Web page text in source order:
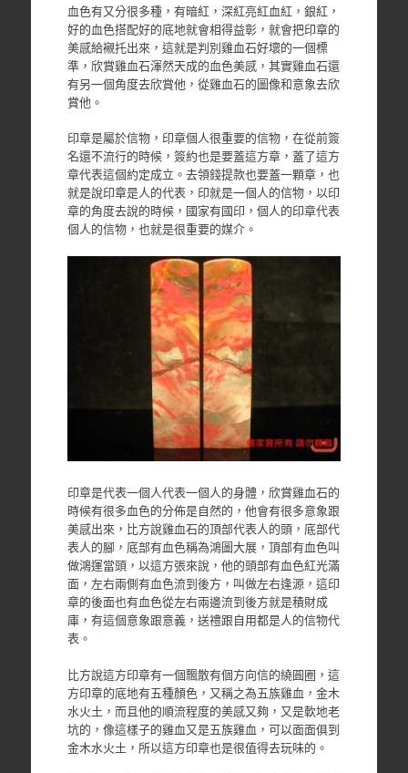
血色有又分很多種，有暗紅，深紅亮紅血紅，銀紅，
好的血色搭配好的底地就會相得益彰，就會把印章的
美感給襯托出來，這就是判別雞血石好壞的一個標
準，欣賞雞血石渾然天成的血色美感，其實雞血石還
有另一個角度去欣賞他，從雞血石的圖像和意象去欣
賞他。
印章是屬於信物，印章個人很重要的信物，在從前簽
名還不流行的時候，簽約也是要蓋這方章，蓋了這方
章代表這個約定成立。去領錢提款也要蓋一顆章，也
就是說印章是人的代表，印就是一個人的信物，以印
章的角度去說的時候，國家有國印，個人的印章代表
個人的信物，也就是很重要的媒介。
印章是代表一個人代表一個人的身體，欣賞雞血石的
時候有很多血色的分佈是自然的，他會有很多意象跟
美感出來，比方說雞血石的頂部代表人的頭，底部代
表人的腳，底部有血色稱為鴻圖大展，頂部有血色叫
做鴻運當頭，以這方張來說，他的頭部有血色紅光滿
面，左右兩側有血色流到後方，叫做左右逢源，這印
章的後面也有血色從左右兩邊流到後方就是積財成
庫，有這個意象跟意義，送禮跟自用都是人的信物代
表。
比方說這方印章有一個飄散有個方向信的繞圓圈，這
方印章的底地有五種顏色，又稱之為五族雞血，金木
水火土，而且他的順流程度的美感又夠，又是軟地老
坑的，像這樣子的雞血又是五族雞血，可以面面俱到
金木水火土，所以這方印章也是很值得去玩味的。